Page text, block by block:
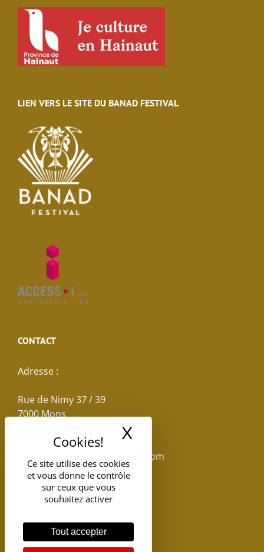
Ce site utilise des cookies
et vous donne le contrôle
sur ceux que vous
souhaitez activer
Tout accepter
X
LIEN VERS LE SITE DU BANAD FESTIVAL
CONTACT
Adresse :
Rue de Nimy 37 / 39
7000 Mons
reservations.losseau@gmail.com
Tel: +32(0)65.398.880